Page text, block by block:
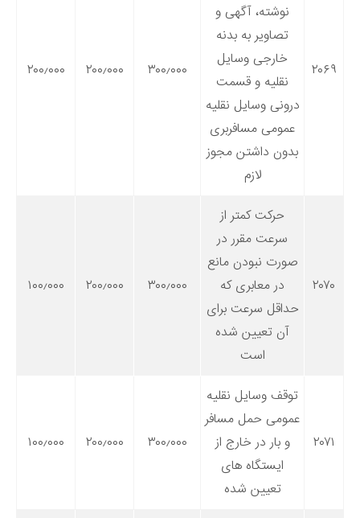
۲۰۶۹
نوشته، آگهی و
تصاویر به بدنه
خارجی وسایل
نقلیه و قسمت
درونی وسایل نقلیه
عمومی مسافربری
بدون داشتن مجوز
لازم
۳۰۰٫۰۰۰ ۲۰۰٫۰۰۰ ۲۰۰٫۰۰۰
۲۰۷۰
حرکت کمتر از
سرعت مقرر در
صورت نبودن مانع
در معابری که
حداقل سرعت برای
آن تعیین شده
است
۳۰۰٫۰۰۰ ۲۰۰٫۰۰۰ ۱۰۰٫۰۰۰
۲۰۷۱
توقف وسایل نقلیه
عمومی حمل مسافر
و بار در خارج از
ایستگاه های
تعیین شده
۳۰۰٫۰۰۰ ۲۰۰٫۰۰۰ ۱۰۰٫۰۰۰